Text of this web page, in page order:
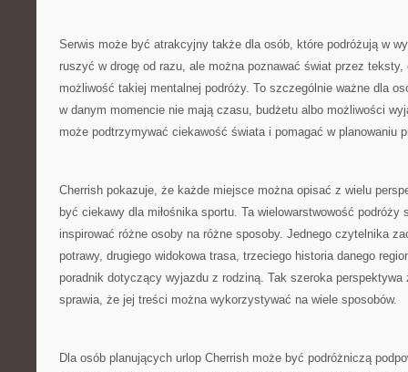
Serwis może być atrakcyjny także dla osób, które podróżują w
ruszyć w drogę od razu, ale można poznawać świat przez
możliwość takiej mentalnej podróży. To szczególnie ważne dla
w danym momencie nie mają czasu, budżetu albo możliwości
może podtrzymywać ciekawość świata i pomagać w planowaniu
Cherrish pokazuje, że każde miejsce można opisać z wielu
być ciekawy dla miłośnika sportu. Ta wielowarstwowość podróży
inspirować różne osoby na różne sposoby. Jednego czytelnika
potrawy, drugiego widokowa trasa, trzeciego historia danego
poradnik dotyczący wyjazdu z rodziną. Tak szeroka
sprawia, że jej treści można wykorzystywać na wiele sposobów.
Dla osób planujących urlop Cherrish może być podróżniczą